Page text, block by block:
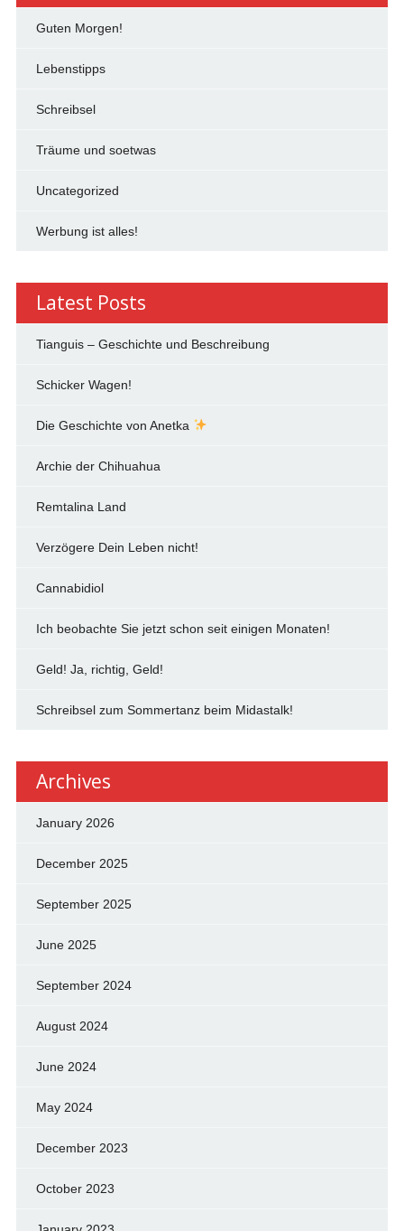
Guten Morgen!
Lebenstipps
Schreibsel
Träume und soetwas
Uncategorized
Werbung ist alles!
Latest Posts
Tianguis – Geschichte und Beschreibung
Schicker Wagen!
Die Geschichte von Anetka
Archie der Chihuahua
Remtalina Land
Verzögere Dein Leben nicht!
Cannabidiol
Ich beobachte Sie jetzt schon seit einigen Monaten!
Geld! Ja, richtig, Geld!
Schreibsel zum Sommertanz beim Midastalk!
Archives
January 2026
December 2025
September 2025
June 2025
September 2024
August 2024
June 2024
May 2024
December 2023
October 2023